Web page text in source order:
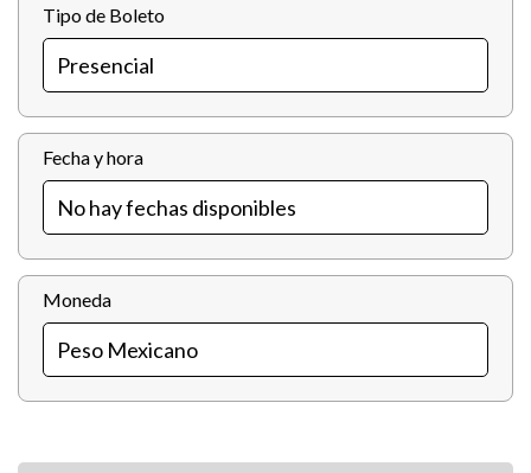
Tipo de Boleto
Fecha y hora
Moneda